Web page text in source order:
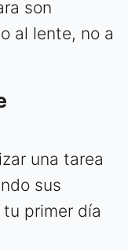
son
al lente, no a
una tarea
sus
primer día